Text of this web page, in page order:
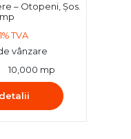
– Otopeni, Șos.
TVA
vânzare
10,000 mp